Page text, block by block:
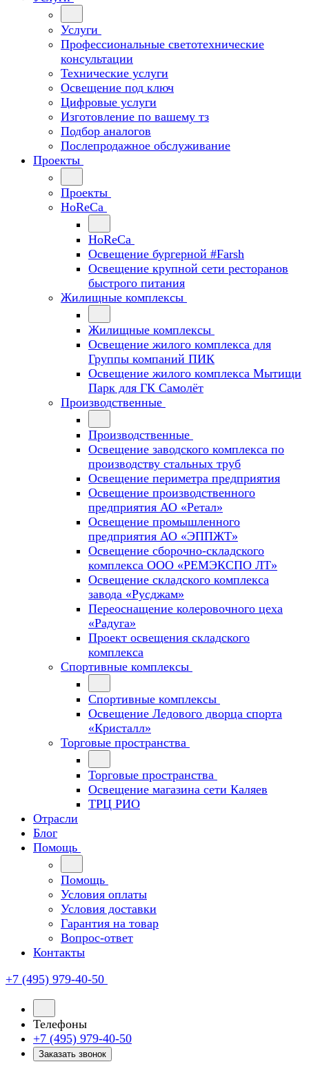
Услуги
Профессиональные светотехнические
консультации
Технические услуги
Освещение под ключ
Цифровые услуги
Изготовление по вашему тз
Подбор аналогов
Послепродажное обслуживание
Проекты
Проекты
HoReCa
HoReCa
Освещение бургерной #Farsh
Освещение крупной сети ресторанов
быстрого питания
Жилищные комплексы
Жилищные комплексы
Освещение жилого комплекса для
Группы компаний ПИК
Освещение жилого комплекса Мытищи
Парк для ГК Самолёт
Производственные
Производственные
Освещение заводского комплекса по
производству стальных труб
Освещение периметра предприятия
Освещение производственного
предприятия АО «Ретал»
Освещение промышленного
предприятия АО «ЭППЖТ»
Освещение сборочно-складского
комплекса ООО «РЕМЭКСПО ЛТ»
Освещение складского комплекса
завода «Русджам»
Переоснащение колеровочного цеха
«Радуга»
Проект освещения складского
комплекса
Спортивные комплексы
Спортивные комплексы
Освещение Ледового дворца спорта
«Кристалл»
Торговые пространства
Торговые пространства
Освещение магазина сети Каляев
ТРЦ РИО
Отрасли
Блог
Помощь
Помощь
Условия оплаты
Условия доставки
Гарантия на товар
Вопрос-ответ
Контакты
+7 (495) 979-40-50
Телефоны
+7 (495) 979-40-50
Заказать звонок